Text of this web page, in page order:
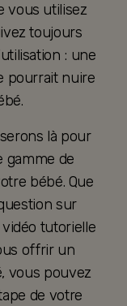
vous utilisez
toujours
: une
pourrait nuire
là pour
gamme de
bébé. Que
sur
tutorielle
offrir un
vous pouvez
de votre